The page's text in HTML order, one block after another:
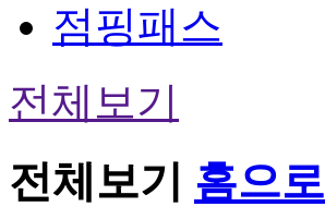
점핑패스
전체보기
전체보기 홈으로